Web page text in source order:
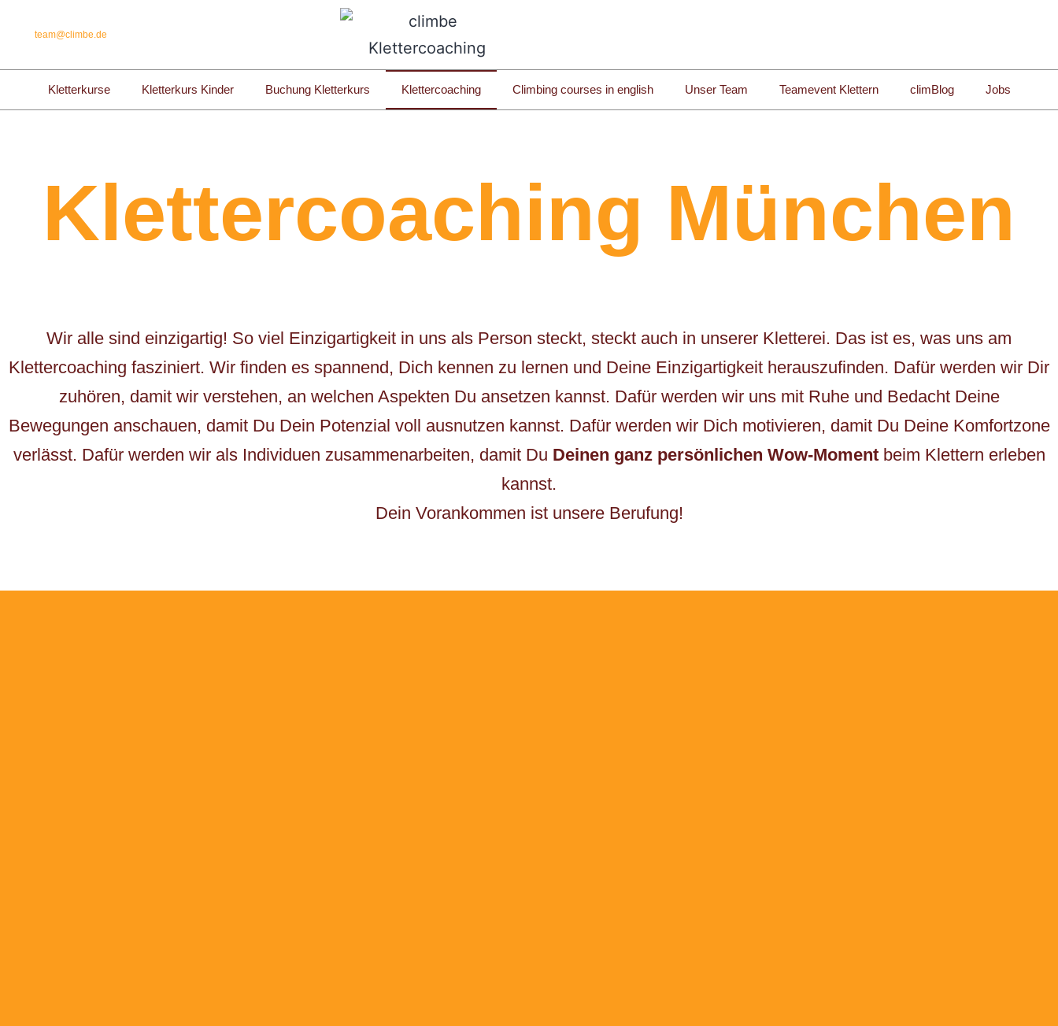
team@climbe.de
Kletterkurse Kletterkurs Kinder Buchung Kletterkurs Klettercoaching Climbing courses in english Unser Team Teamevent Klettern climBlog Jobs
Klettercoaching München
Wir alle sind einzigartig! So viel Einzigartigkeit in uns als Person steckt, steckt auch in unserer Kletterei. Das ist es, was uns am
Klettercoaching fasziniert. Wir finden es spannend, Dich kennen zu lernen und Deine Einzigartigkeit herauszufinden. Dafür werden wir Dir
zuhören, damit wir verstehen, an welchen Aspekten Du ansetzen kannst. Dafür werden wir uns mit Ruhe und Bedacht Deine
Bewegungen anschauen, damit Du Dein Potenzial voll ausnutzen kannst. Dafür werden wir Dich motivieren, damit Du Deine Komfortzone
verlässt. Dafür werden wir als Individuen zusammenarbeiten, damit Du Deinen ganz persönlichen Wow-Momentbeim Klettern erleben
kannst.
Dein Vorankommen ist unsere Berufung!